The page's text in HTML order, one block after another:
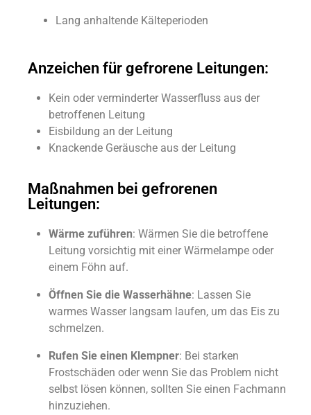
Lang anhaltende Kälteperioden
Anzeichen für gefrorene Leitungen:
Kein oder verminderter Wasserfluss aus der
betroffenen Leitung
Eisbildung an der Leitung
Knackende Geräusche aus der Leitung
Maßnahmen bei gefrorenen
Leitungen:
Wärme zuführen: Wärmen Sie die betroffene
Leitung vorsichtig mit einer Wärmelampe oder
einem Föhn auf.
Öffnen Sie die Wasserhähne: Lassen Sie
warmes Wasser langsam laufen, um das Eis zu
schmelzen.
Rufen Sie einen Klempner: Bei starken
Frostschäden oder wenn Sie das Problem nicht
selbst lösen können, sollten Sie einen Fachmann
hinzuziehen.